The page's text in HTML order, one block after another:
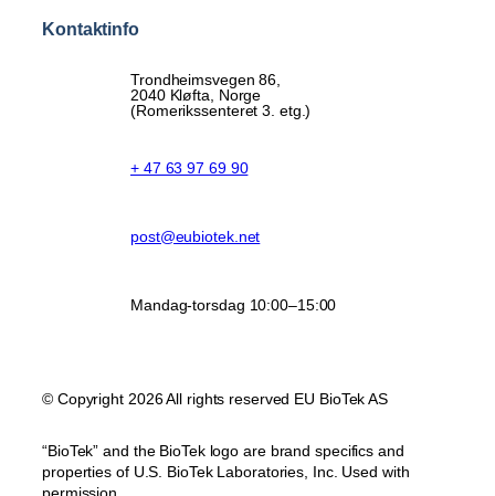
Kontaktinfo
Trondheimsvegen 86,
2040 Kløfta, Norge
(Romerikssenteret 3. etg.)
+ 47 63 97 69 90
post@eubiotek.net
Mandag-torsdag 10:00–15:00
© Copyright 2026 All rights reserved EU BioTek AS
“BioTek” and the BioTek logo are brand specifics and
properties of U.S. BioTek Laboratories, Inc. Used with